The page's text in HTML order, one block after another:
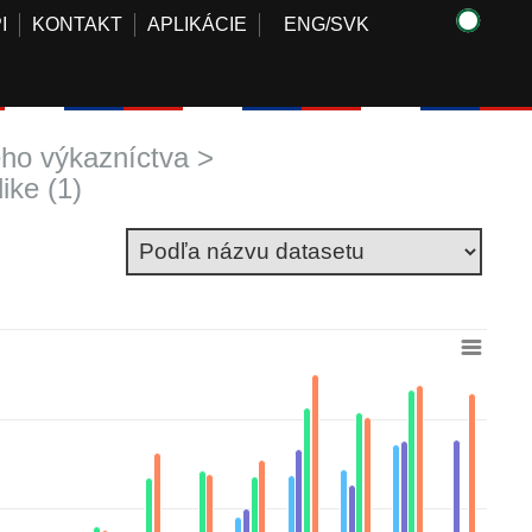
KONTAKT APLIKÁCIE ENG/SVK
výkazníctva >
(1)
10540.8 to 35040.6.